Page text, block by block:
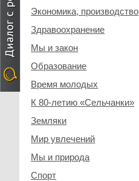
Экономика, производство
Здравоохранение
Мы и закон
Образование
Время молодых
К 80-летию «Сельчанки»
Земляки
Мир увлечений
Мы и природа
Спорт